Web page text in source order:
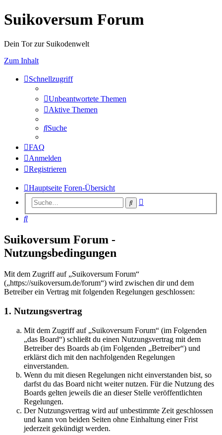
Suikoversum Forum
Dein Tor zur Suikodenwelt
Zum Inhalt
Schnellzugriff
Unbeantwortete Themen
Aktive Themen
Suche
FAQ
Anmelden
Registrieren
Hauptseite Foren-Übersicht
Suche
Suche
Suikoversum Forum -
Nutzungsbedingungen
Mit dem Zugriff auf „Suikoversum Forum“
(„https://suikoversum.de/forum“) wird zwischen dir und dem
Betreiber ein Vertrag mit folgenden Regelungen geschlossen:
1. Nutzungsvertrag
Mit dem Zugriff auf „Suikoversum Forum“ (im Folgenden
„das Board“) schließt du einen Nutzungsvertrag mit dem
Betreiber des Boards ab (im Folgenden „Betreiber“) und
erklärst dich mit den nachfolgenden Regelungen
einverstanden.
Wenn du mit diesen Regelungen nicht einverstanden bist, so
darfst du das Board nicht weiter nutzen. Für die Nutzung des
Boards gelten jeweils die an dieser Stelle veröffentlichten
Regelungen.
Der Nutzungsvertrag wird auf unbestimmte Zeit geschlossen
und kann von beiden Seiten ohne Einhaltung einer Frist
jederzeit gekündigt werden.